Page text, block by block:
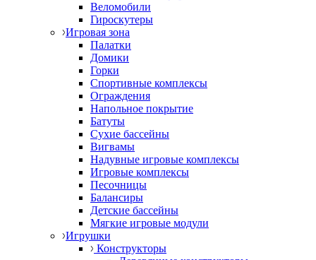
Веломобили
Гироскутеры
Игровая зона
Палатки
Домики
Горки
Спортивные комплексы
Ограждения
Напольное покрытие
Батуты
Сухие бассейны
Вигвамы
Надувные игровые комплексы
Игровые комплексы
Песочницы
Балансиры
Детские бассейны
Мягкие игровые модули
Игрушки
Конструкторы